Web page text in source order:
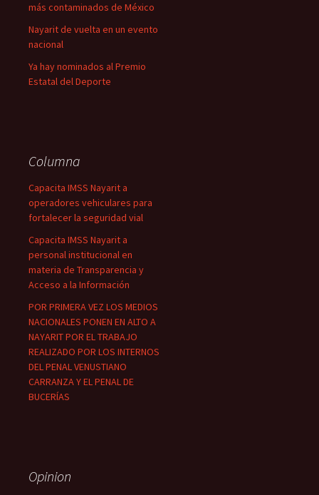
más contaminados de México
Nayarit de vuelta en un evento
nacional
Ya hay nominados al Premio
Estatal del Deporte
Columna
Capacita IMSS Nayarit a
operadores vehiculares para
fortalecer la seguridad vial
Capacita IMSS Nayarit a
personal institucional en
materia de Transparencia y
Acceso a la Información
POR PRIMERA VEZ LOS MEDIOS
NACIONALES PONEN EN ALTO A
NAYARIT POR EL TRABAJO
REALIZADO POR LOS INTERNOS
DEL PENAL VENUSTIANO
CARRANZA Y EL PENAL DE
BUCERÍAS
Opinion